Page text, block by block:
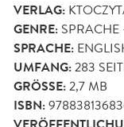
VERLAG:
GENRE:
SPRACHE:
UMFANG:283
GRÖSSE: 2,7 MB
ISBN: